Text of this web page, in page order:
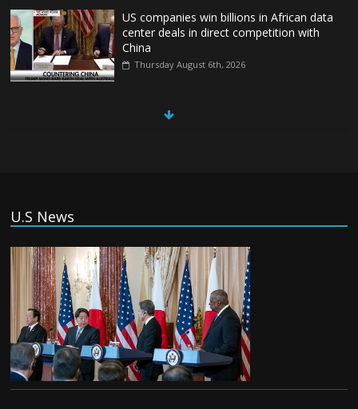
US companies win billions in African data
center deals in direct competition with
China
Thursday August 6th, 2026
China, Russia, Iran and North Korea
(Tiếng Việt) Trung Quốc va chạm với
Philippines trong khi vẫn cứu thuyền viên
Việt Nam, vì sao?
Tuesday August 4th, 2026
(Tiếng Việt) Ba người thiệt mạng khi bom
U.S News